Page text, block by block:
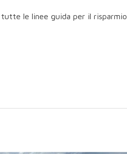
le linee guida per il risparmio